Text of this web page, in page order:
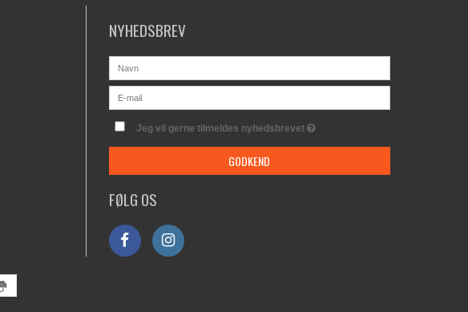
NYHEDSBREV
Jeg vil gerne tilmeldes nyhedsbrevet
GODKEND
FØLG OS